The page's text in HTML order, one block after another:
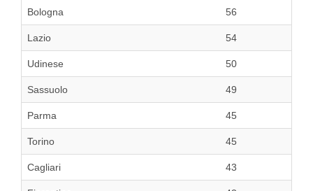
Bologna 56
Lazio 54
Udinese 50
Sassuolo 49
Parma 45
Torino 45
Cagliari 43